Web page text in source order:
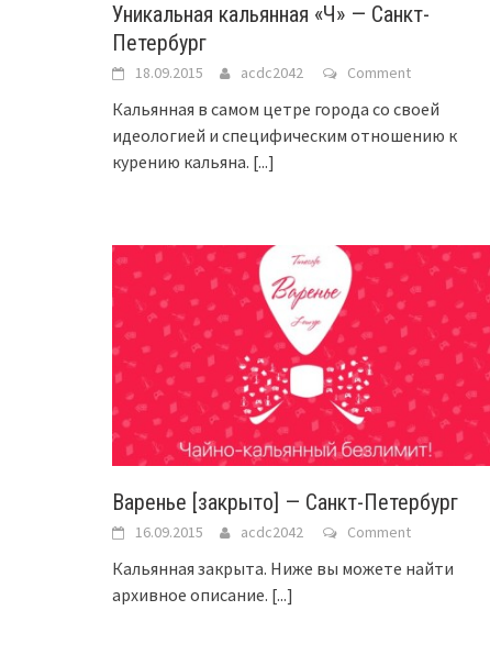
Уникальная кальянная «Ч» — Санкт-
Петербург
18.09.2015 acdc2042 Comment
Кальянная в самом цетре города со своей
идеологией и специфическим отношению к
курению кальяна. [...]
Варенье [закрыто] — Санкт-Петербург
16.09.2015 acdc2042 Comment
Кальянная закрыта. Ниже вы можете найти
архивное описание. [...]